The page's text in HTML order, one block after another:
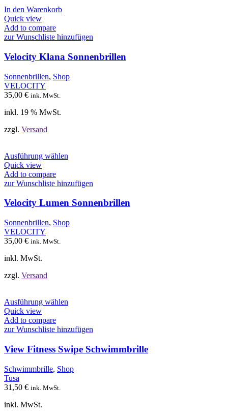
In den Warenkorb
Quick view
Add to compare
zur Wunschliste hinzufügen
Velocity Klana Sonnenbrillen
Sonnenbrillen, Shop
VELOCITY
35,00 € ink. MwSt.
inkl. 19 % MwSt.
zzgl. Versand
Ausführung wählen
mehrere
auf.
Optionen
können
Quick view
Add to compare
zur Wunschliste hinzufügen
Velocity Lumen Sonnenbrillen
Sonnenbrillen, Shop
VELOCITY
35,00 € ink. MwSt.
inkl. MwSt.
zzgl. Versand
Ausführung wählen
mehrere
auf.
Die
können
Quick view
Add to compare
zur Wunschliste hinzufügen
View Fitness Swipe Schwimmbrille
Schwimmbrille, Shop
Tusa
31,50 € ink. MwSt.
inkl. MwSt.